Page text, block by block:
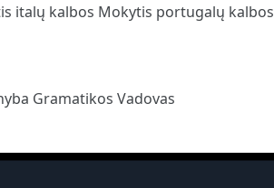
italų kalbos Mokytis portugalų kalbos
Gramatikos Vadovas